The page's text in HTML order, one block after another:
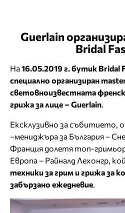
Guerlain
Bridal
На16.05.2019 г. бутик Bridal
специално организиран
световноизвестната
грижа за лице – Guerlain
Ексклузивно за събитието,
–мениджъра за България –
Франция долетя топ-
Европа – Райналд Лехонгр,
техники за грим и грижа за
забързано ежедневие